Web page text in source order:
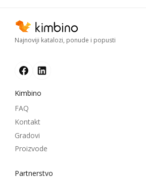
Najnoviji katalozi, ponude i popusti
Kimbino
FAQ
Kontakt
Gradovi
Proizvode
Partnerstvo